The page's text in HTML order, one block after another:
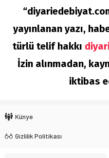
yayınlanan yazı,
türlü telif hakkı
İzin alınmadan,
iktibas
Künye
Gizlilik Politikası